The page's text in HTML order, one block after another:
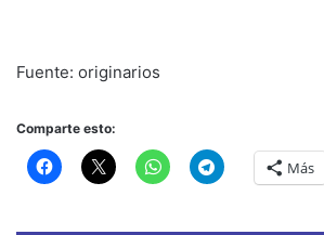
Fuente: originarios
Comparte esto:
Más